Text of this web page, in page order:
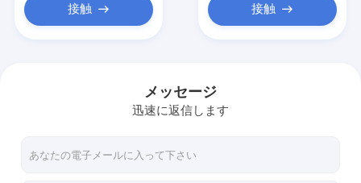
Purple Horn換気装置
緊急輸送用ベンチレーター
接触 接触
メッセージ
迅速に返信します